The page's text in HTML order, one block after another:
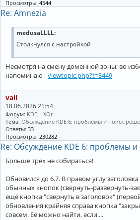
Просмотры: 4544
Re: Amnezia
medusaLLLL:
Столкнулся с настройкой
Несмотря на смену доменной зоны; во
напоминаю -viewtopic.php?t=3449
vall
18.06.2026 21:54
Форум: KDE, LXQt
Тема: Обсуждение KDE 6: проблемы и поиск
Ответы: 33
Просмотры: 230282
Re: Обсуждение KDE 6: проблемы
Больше трёх не собираться!
Обновился до 6.7. В правом углу
обычных кнопок (свернуть-развернуть-
ещё кнопка "свернуть в заголовок"
обновления крайняя справа кнопка
совсем. Её можно найти, если ...